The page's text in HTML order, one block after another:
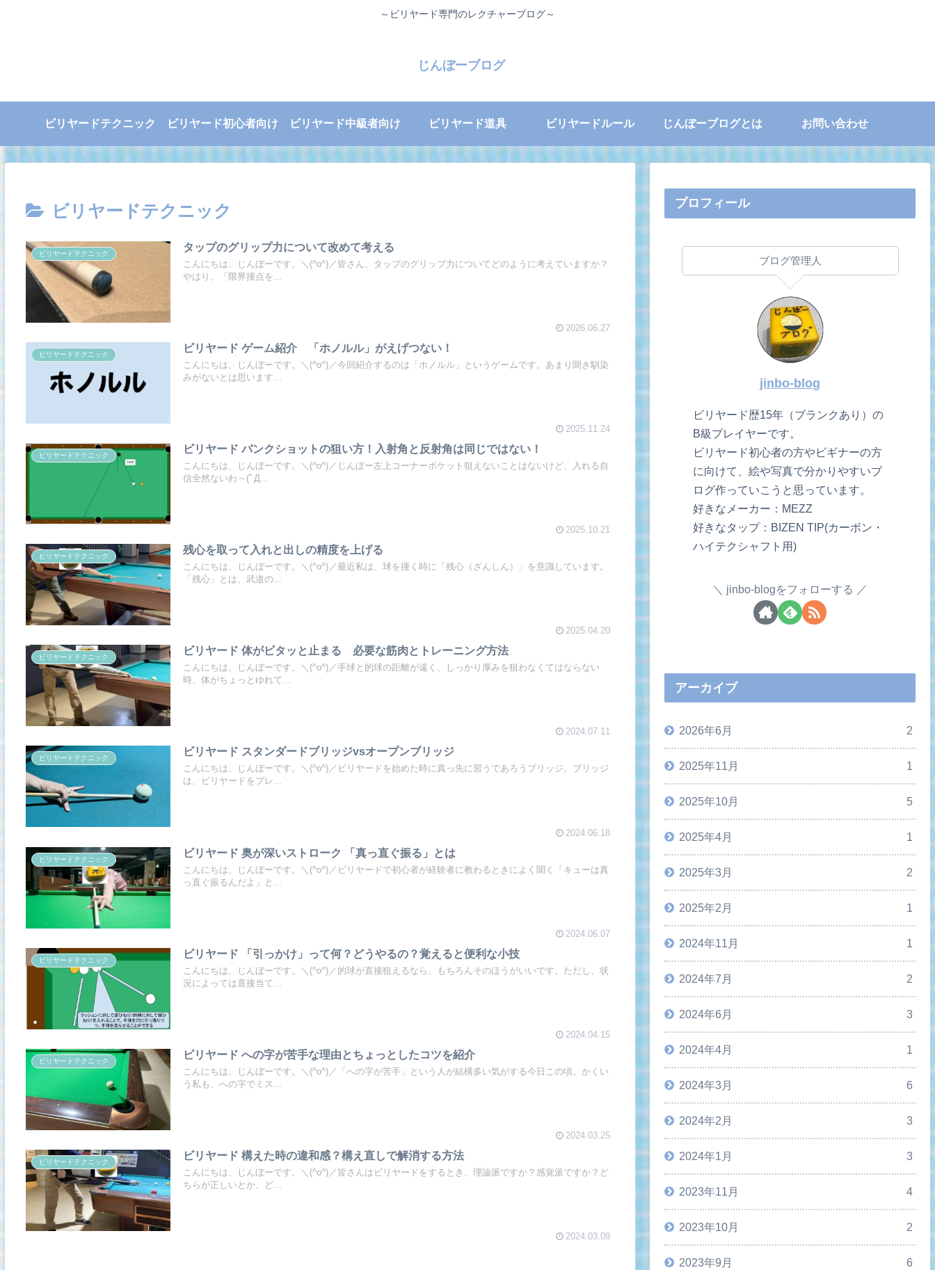
～ビリヤード専門のレクチャーブログ～
じんぼーブログ
ビリヤードテクニック ビリヤード初心者向け ビリヤード中級者向け ビリヤード道具 ビリヤードルール じんぼーブログとは お問い合わせ
ビリヤードテクニック
ビリヤードテクニック
タップのグリップ力について改めて考える
こんにちは、じんぼーです。＼(^o^)／皆さん、タップのグリップ力についてどのように考えていますか？
やはり、「限界撞点を...
2026.06.27
ビリヤードテクニック
ビリヤード ゲーム紹介 「ホノルル」がえげつない！
こんにちは、じんぼーです。＼(^o^)／今回紹介するのは「ホノルル」というゲームです。あまり聞き馴染
みがないとは思います...
2025.11.24
ビリヤードテクニック
ビリヤード バンクショットの狙い方！入射角と反射角は同じではない！
こんにちは、じんぼーです。＼(^o^)／じんぼー左上コーナーポケット狙えないことはないけど、入れる自
信全然ないわ～(ﾟД...
2025.10.21
ビリヤードテクニック
残心を取って入れと出しの精度を上げる
こんにちは、じんぼーです。＼(^o^)／最近私は、球を撞く時に「残心（ざんしん）」を意識しています。
「残心」とは、武道の...
2025.04.20
ビリヤードテクニック
ビリヤード 体がビタッと止まる 必要な筋肉とトレーニング方法
こんにちは、じんぼーです。＼(^o^)／手球と的球の距離が遠く、しっかり厚みを狙わなくてはならない
時、体がちょっとゆれて...
2024.07.11
ビリヤードテクニック
ビリヤード スタンダードブリッジvsオープンブリッジ
こんにちは、じんぼーです。＼(^o^)／ビリヤードを始めた時に真っ先に習うであろうブリッジ。ブリッジ
は、ビリヤードをプレ...
2024.06.18
ビリヤードテクニック
ビリヤード 奥が深いストローク 「真っ直ぐ振る」とは
こんにちは、じんぼーです。＼(^o^)／ビリヤードで初心者が経験者に教わるときによく聞く「キューは真
っ直ぐ振るんだよ」と...
2024.06.07
ビリヤードテクニック
ビリヤード 「引っかけ」って何？どうやるの？覚えると便利な小技
こんにちは、じんぼーです。＼(^o^)／的球が直接狙えるなら、もちろんそのほうがいいです。ただし、状
況によっては直接当て...
2024.04.15
ビリヤードテクニック
ビリヤード への字が苦手な理由とちょっとしたコツを紹介
こんにちは、じんぼーです。＼(^o^)／「への字が苦手」という人が結構多い気がする今日この頃。かくい
う私も、への字でミス...
2024.03.25
ビリヤードテクニック
ビリヤード 構えた時の違和感？構え直しで解消する方法
こんにちは、じんぼーです。＼(^o^)／皆さんはビリヤードをするとき、理論派ですか？感覚派ですか？ど
ちらが正しいとか、ど...
2024.03.09
プロフィール
ブログ管理人
jinbo-blog
ビリヤード歴15年（ブランクあり）の
B級プレイヤーです。
ビリヤード初心者の方やビギナーの方
に向けて、絵や写真で分かりやすいブ
ログ作っていこうと思っています。
好きなメーカー：MEZZ
好きなタップ：BIZEN TIP(カーボン・
ハイテクシャフト用)
jinbo-blogをフォローする
アーカイブ
2026年6月 2
2025年11月 1
2025年10月 5
2025年4月 1
2025年3月 2
2025年2月 1
2024年11月 1
2024年7月 2
2024年6月 3
2024年4月 1
2024年3月 6
2024年2月 3
2024年1月 3
2023年11月 4
2023年10月 2
2023年9月 6